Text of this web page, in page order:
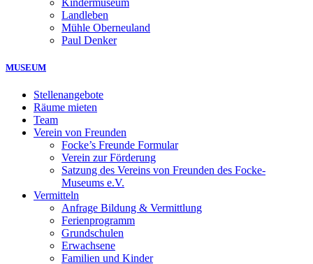
Landleben
Mühle Oberneuland
Paul Denker
MUSEUM
Stellenangebote
Räume mieten
Team
Verein von Freunden
Focke’s Freunde Formular
Verein zur Förderung
Satzung des Vereins von Freunden des Focke-
Museums e.V.
Vermitteln
Anfrage Bildung & Vermittlung
Ferienprogramm
Grundschulen
Erwachsene
Familien und Kinder